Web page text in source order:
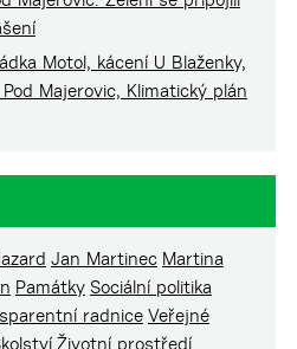
Motol, kácení U Blaženky,
Majerovic, Klimatický plán
Jan Martinec Martina
Památky Sociální politika
radnice Veřejné
Životní prostředí